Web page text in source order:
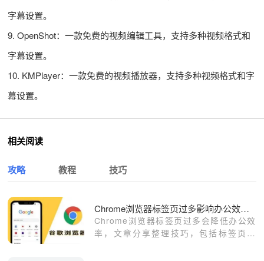
字幕设置。
9. OpenShot：一款免费的视频编辑工具，支持多种视频格式和
字幕设置。
10. KMPlayer：一款免费的视频播放器，支持多种视频格式和字
幕设置。
相关阅读
攻略 教程 技巧
Chrome浏览器标签页过多影响办公效率怎么办
Chrome浏览器标签页过多会降低办公效
率，文章分享整理技巧，包括标签页分